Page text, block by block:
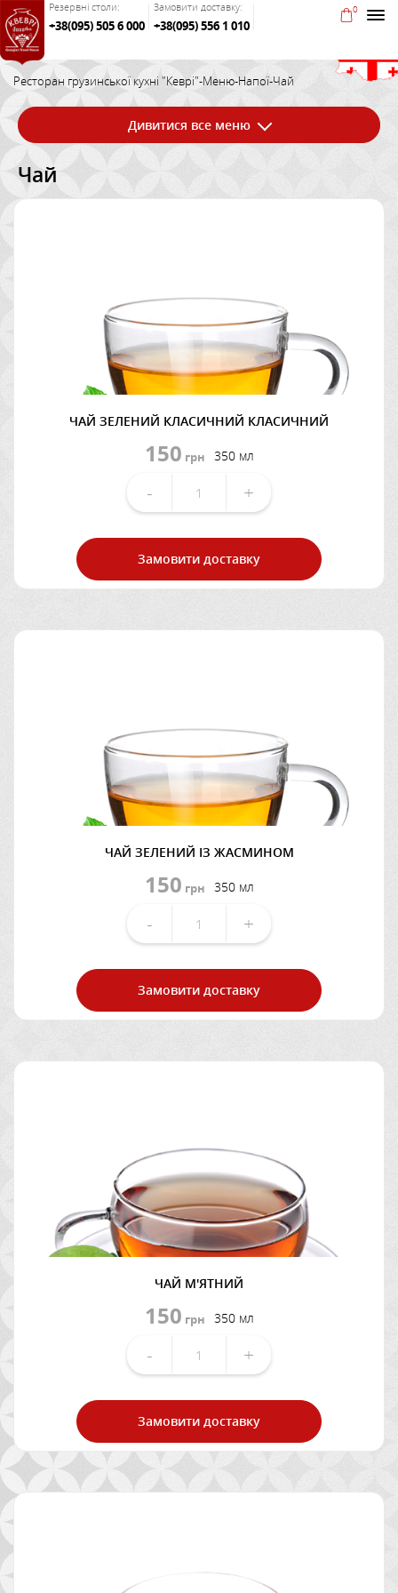
Резервні столи:
+38(095) 505 6 000
Замовити доставку:
+38(095) 556 1 010
0
Ресторан грузинської кухні "Кеврі"-Меню-Напої-Чай
Дивитися все меню
Чай
ЧАЙ ЗЕЛЕНИЙ КЛАСИЧНИЙ КЛАСИЧНИЙ
150 грн 350 мл
- +
Замовити доставку
ЧАЙ ЗЕЛЕНИЙ ІЗ ЖАСМИНОМ
150 грн 350 мл
- +
Замовити доставку
ЧАЙ М'ЯТНИЙ
150 грн 350 мл
- +
Замовити доставку